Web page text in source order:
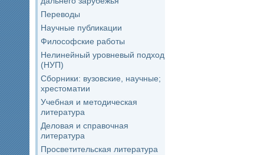
Переводы
Научные публикации
Философские работы
Нелинейный уровневый подход
(НУП)
Сборники: вузовские, научные;
хрестоматии
Учебная и методическая
литература
Деловая и справочная
литература
Просветительская литература